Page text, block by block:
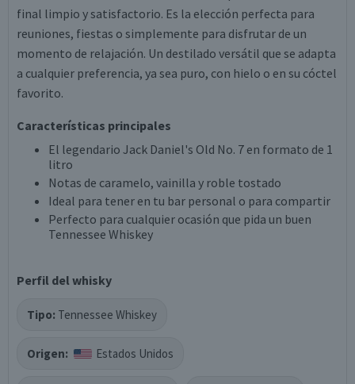
final limpio y satisfactorio. Es la elección perfecta para
reuniones, fiestas o simplemente para disfrutar de un
momento de relajación. Un destilado versátil que se adapta
a cualquier preferencia, ya sea puro, con hielo o en su cóctel
favorito.
Características principales
El legendario Jack Daniel's Old No. 7 en formato de 1
litro
Notas de caramelo, vainilla y roble tostado
Ideal para tener en tu bar personal o para compartir
Perfecto para cualquier ocasión que pida un buen
Tennessee Whiskey
Perfil del whisky
Tipo: Tennessee Whiskey
Origen: Estados Unidos